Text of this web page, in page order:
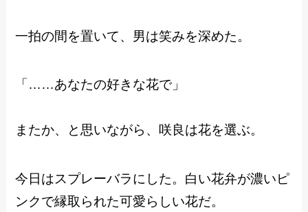
一拍の間を置いて、男は笑みを深めた。
「……あなたの好きな花で」
またか、と思いながら、咲良は花を選ぶ。
今日はスプレーバラにした。白い花弁が濃いピ
ンクで縁取られた可愛らしい花だ。